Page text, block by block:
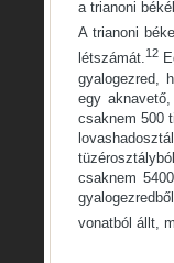
a trianoni
A trianoni
létszámát.12
gyalogezred,
egy
csaknem 500
csaknem
vonatból állt,